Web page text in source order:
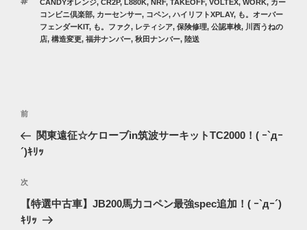
ゴ
リ
ー
グ
CANDYオレンジ, CR2P, L880K, NRF, TAKEOFF, VOLTEX, WORK, カー
コンビニ倶楽部, カーセンサー, コペン, ハイリフトXPLAY, も。オーバー
フェンダーKIT, も。ファク, レティシア, 保険修理, 公認車検, 川西うねの
店, 構造変更, 福井ナンバー, 秋田ナンバー, 陸送
投
ナ
ゲ
ー
シ
過
去
の
稿
前
関東遠征☆ケローブin筑波サーキットTC2000！( ｰ`дｰ
´)ｷﾘｯ
次
の
投
次
【特選中古車】JB200馬力コペン最強spec追加！( ｰ`дｰ´)
ｷﾘｯ